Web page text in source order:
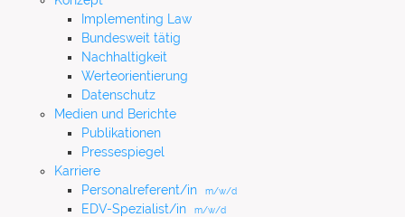
Implementing Law
Bundesweit tätig
Nachhaltigkeit
Werteorientierung
Datenschutz
Medien und Berichte
Publikationen
Pressespiegel
Karriere
Personalreferent/in
m/w/d
EDV-Spezialist/in m/w/d